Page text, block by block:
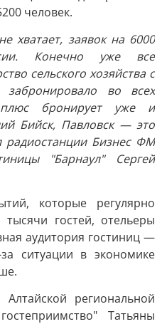
человек.
хватает, заявок на 6000
Конечно уже все
сельского хозяйства с
во всех
бронирует уже и
Бийск, Павловск — это
радиостанции Бизнес ФМ
"Барнаул" Сергей
которые регулярно
гостей, отельеры
аудитория гостиниц —
ситуации в экономике
региональной
Татьяны